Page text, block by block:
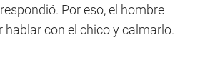
Por eso, el hombre
hablar con el chico y calmarlo.